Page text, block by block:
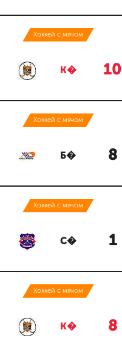
Хоккей с мячом
К� 10
Хоккей с мячом
Б� 8
Хоккей с мячом
С� 1
Хоккей с мячом
К� 8